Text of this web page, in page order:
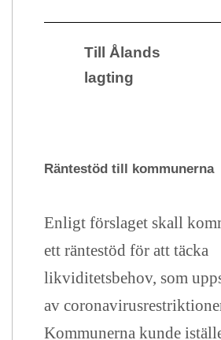
Till Ålands
lagting
Räntestöd till kommunerna
Enligt förslaget skall
ett räntestöd för att täcka
likviditetsbehov, som
av
Kommunerna kunde